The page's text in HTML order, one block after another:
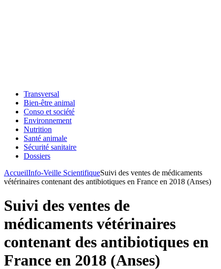
Transversal
Bien-être animal
Conso et société
Environnement
Nutrition
Santé animale
Sécurité sanitaire
Dossiers
AccueilInfo-Veille ScientifiqueSuivi des ventes de médicaments
vétérinaires contenant des antibiotiques en France en 2018 (Anses)
Suivi des ventes de
médicaments vétérinaires
contenant des antibiotiques en
France en 2018 (Anses)